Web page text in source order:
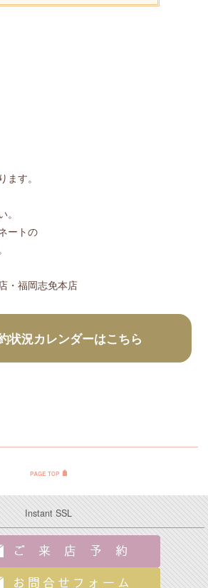
す。
ートの
・福岡志免本店
状況カレンダーはこちら
Instant SSL